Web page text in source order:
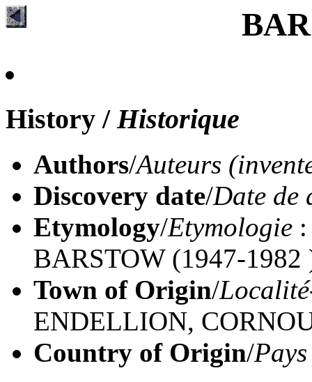
History /Historique
Authors/Auteurs
Discovery date/Date de
Etymology/Etymologie
BARSTOW (1947-1982
Town of Origin/
ENDELLION,
Country of Origin/Pays